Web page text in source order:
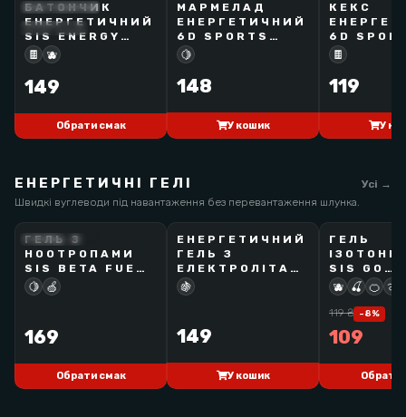
SCIENCE IN SPORT
BEST SELLER
БАТОНЧИК
ЕНЕРГЕТИЧНИЙ
SIS ENERGY
OAT BAR
🍫 🫐
149
Обрати смак
6D
BEST SELLER
МАРМЕЛАД
ЕНЕРГЕТИЧНИЙ
6D SPORTS
CHEW BAR
🍋
148
У кошик
6D
BEST SELLER
КЕКС
6D
CAKE
🍫
119
У
ЕНЕРГЕТИЧНІ ГЕЛІ
Швидкі вуглеводи під навантаження без перевантаження шлунка.
Усі →
SCIENCE IN SPORT
ГЕЛЬ З
НООТРОПАМИ
SIS BETA FUEL
+ NOOTROPICS
🍋 🍏
169
Обрати смак
SCIENCE IN SPORT
BEST SELLER
ЕНЕРГЕТИЧНИЙ
ГЕЛЬ З
ЕЛЕКТРОЛІТАМИ
SIS
🍇
149
У кошик
SCIENCE IN SPORT
BEST SELLER
ГЕЛЬ
SIS GO
ISOTONIC
🫐 🍒 🍊 🍈
119₴ -8%
109
Обрати